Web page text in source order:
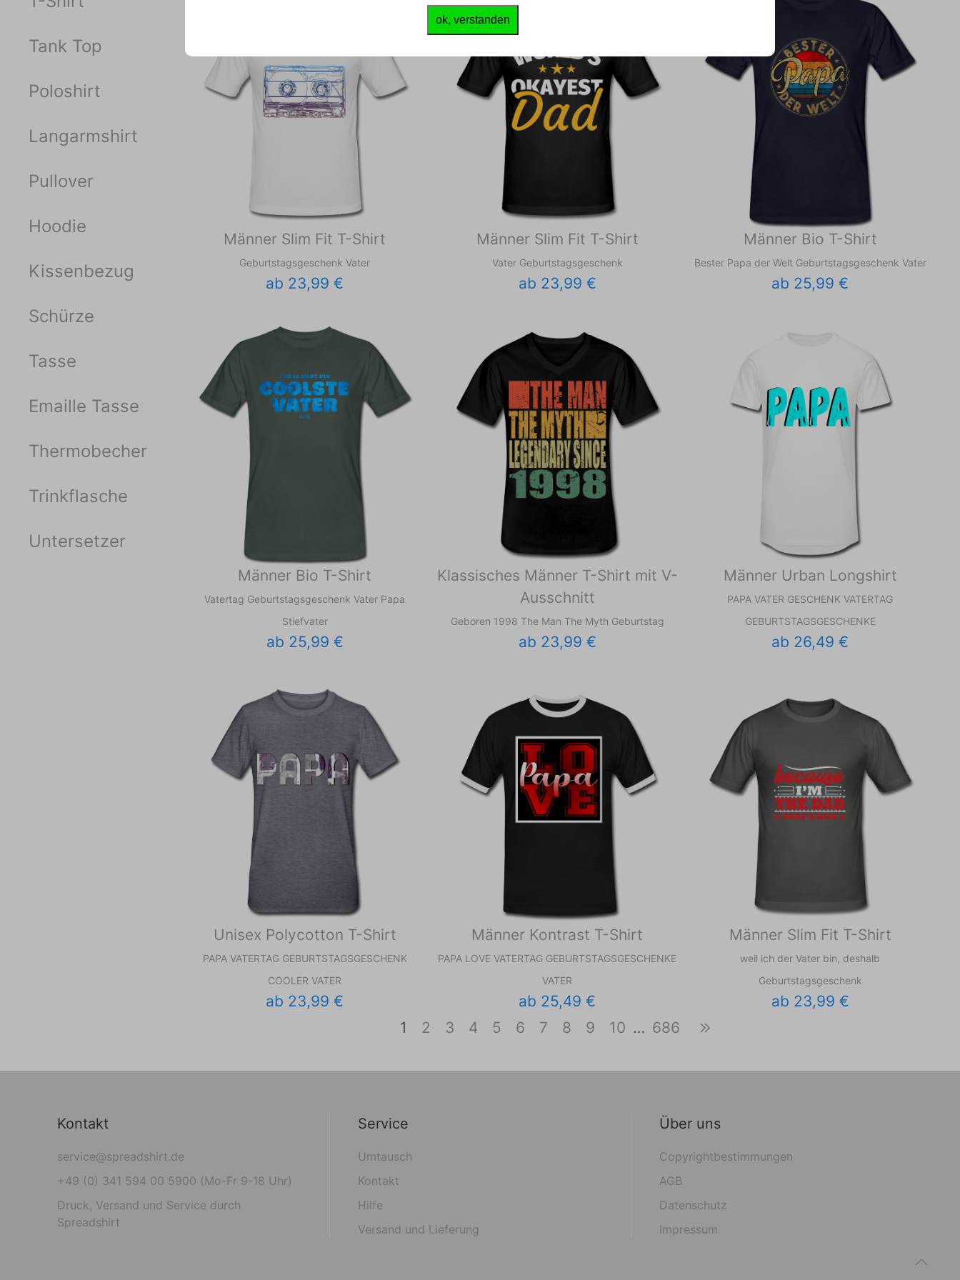
Tank Top
Poloshirt
Langarmshirt
Pullover
Hoodie
Kissenbezug
Schürze
Tasse
Emaille Tasse
Thermobecher
Trinkflasche
Untersetzer
Männer Slim Fit T-Shirt
Geburtstagsgeschenk Vater
ab 23,99 €
Männer Slim Fit T-Shirt
Vater Geburtstagsgeschenk
ab 23,99 €
Männer Bio T-Shirt
Bester Papa der Welt Geburtstagsgeschenk Vater
ab 25,99 €
Männer Bio T-Shirt
Vatertag Geburtstagsgeschenk Vater Papa
Stiefvater
ab 25,99 €
Klassisches Männer T-Shirt mit V-
Ausschnitt
Geboren 1998 The Man The Myth Geburtstag
ab 23,99 €
Männer Urban Longshirt
PAPA VATER GESCHENK VATERTAG
GEBURTSTAGSGESCHENKE
ab 26,49 €
Unisex Polycotton T-Shirt
PAPA VATERTAG GEBURTSTAGSGESCHENK
COOLER VATER
ab 23,99 €
Männer Kontrast T-Shirt
PAPA LOVE VATERTAG GEBURTSTAGSGESCHENKE
VATER
ab 25,49 €
Männer Slim Fit T-Shirt
weil ich der Vater bin, deshalb
Geburtstagsgeschenk
ab 23,99 €
1
2 3 4 5 6 7 8 9 10 … 686
Kontakt
service@spreadshirt.de
+49 (0) 341 594 00 5900 (Mo-Fr 9-18 Uhr)
Druck, Versand und Service durch
Spreadshirt
Service
Umtausch
Kontakt
Hilfe
Versand und Lieferung
Über uns
Copyrightbestimmungen
AGB
Datenschutz
Impressum
ok, verstanden